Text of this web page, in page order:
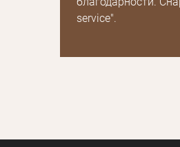
service".